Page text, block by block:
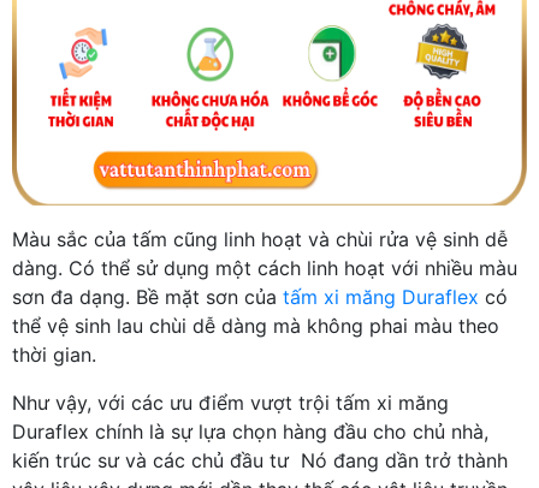
Màu sắc của tấm cũng linh hoạt và chùi rửa vệ sinh dễ
dàng. Có thể sử dụng một cách linh hoạt với nhiều màu
sơn đa dạng. Bề mặt sơn của tấm xi măng Duraflex có
thể vệ sinh lau chùi dễ dàng mà không phai màu theo
thời gian.
Như vậy, với các ưu điểm vượt trội tấm xi măng
Duraflex chính là sự lựa chọn hàng đầu cho chủ nhà,
kiến trúc sư và các chủ đầu tư Nó đang dần trở thành